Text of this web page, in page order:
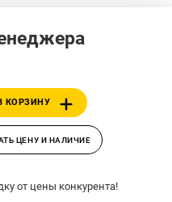
КОРЗИНУ
ЦЕНУ И НАЛИЧИЕ
от цены конкурента!